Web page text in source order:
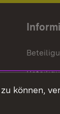
können,